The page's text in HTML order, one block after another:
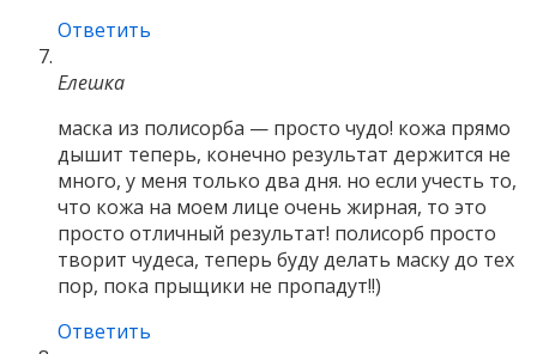
Ответить
Елешка
маска из полисорба — просто чудо! кожа прямо
дышит теперь, конечно результат держится не
много, у меня только два дня. но если учесть то,
что кожа на моем лице очень жирная, то это
просто отличный результат! полисорб просто
творит чудеса, теперь буду делать маску до тех
пор, пока прыщики не пропадут!!)
Ответить